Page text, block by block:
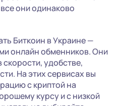
они одинаково
Биткоин в Украине —
онлайн обменников. Они
удобстве,
На этих сервисах вы
с криптой на
курсу и с низкой